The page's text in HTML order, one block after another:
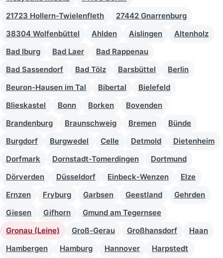
21723 Hollern-Twielenfleth
27442 Gnarrenburg
38304 Wolfenbüttel
Ahlden Aislingen
Altenholz
Bad Iburg
Bad Laer
Bad Rappenau
Bad Sassendorf
Bad Tölz Barsbüttel
Berlin
Beuron-Hausen im Tal
Bibertal
Bielefeld
Blieskastel
Bonn Borken
Bovenden
Brandenburg
Braunschweig Bremen
Bünde
Burgdorf
Burgwedel Celle Detmold
Dietenheim
Dorfmark
Dornstadt-Tomerdingen
Dortmund
Dörverden
Düsseldorf Einbeck-Wenzen
Elze
Ernzen
Fryburg Garbsen Geestland
Gehrden
Giesen
Gifhorn
Gmund am Tegernsee
Gronau (Leine)
Groß-Gerau Großhansdorf
Haan
Hambergen
Hamburg Hannover
Harpstedt